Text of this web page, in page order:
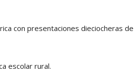
con presentaciones dieciocheras de
escolar rural.